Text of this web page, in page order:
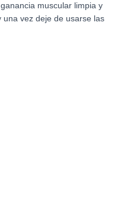
muscular limpia y
vez deje de usarse las